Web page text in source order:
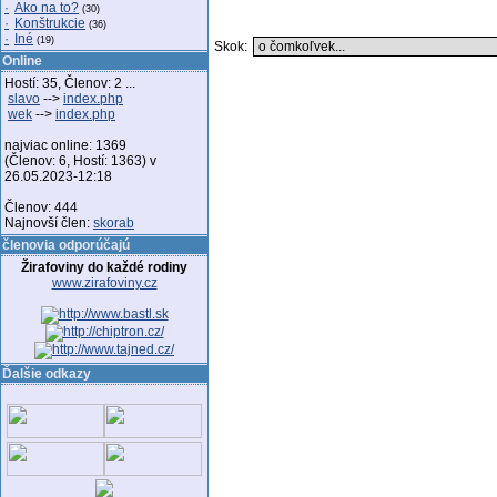
· Ako na to? (30)
· Konštrukcie (36)
· Iné (19)
Online
Hostí: 35, Členov: 2 ...
slavo --> index.php
wek --> index.php
najviac online: 1369
(Členov: 6, Hostí: 1363) v
26.05.2023-12:18
Členov: 444
Najnovší člen: skorab
členovia odporúčajú
Žirafoviny do každé rodiny
www.zirafoviny.cz
Ďalšie odkazy
Skok: